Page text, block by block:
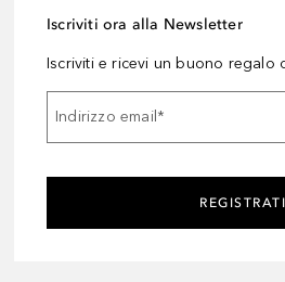
Iscriviti ora alla Newsletter
Iscriviti e ricevi un buono regalo
Indirizzo email*
REGISTRATI